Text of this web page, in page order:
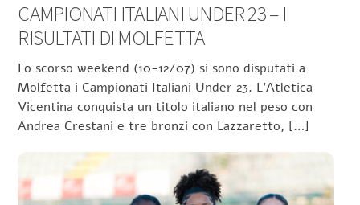
CAMPIONATI ITALIANI UNDER 23 – I
RISULTATI DI MOLFETTA
Lo scorso weekend (10-12/07) si sono disputati a
Molfetta i Campionati Italiani Under 23. L’Atletica
Vicentina conquista un titolo italiano nel peso con
Andrea Crestani e tre bronzi con Lazzaretto, […]